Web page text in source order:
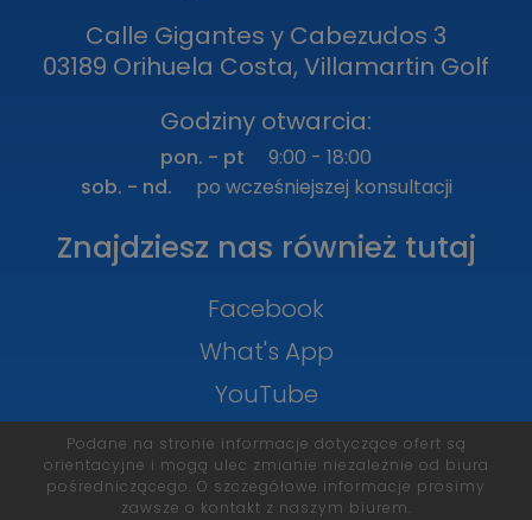
Calle Gigantes y Cabezudos 3
03189 Orihuela Costa, Villamartin Golf
Godziny otwarcia:
pon. - pt
9:00 - 18:00
sob. - nd.
po wcześniejszej konsultacji
Znajdziesz nas również tutaj
Facebook
What's App
YouTube
Podane na stronie informacje dotyczące ofert są
orientacyjne i mogą ulec zmianie niezależnie od biura
pośredniczącego. O szczegółowe informacje prosimy
zawsze o kontakt z naszym biurem.